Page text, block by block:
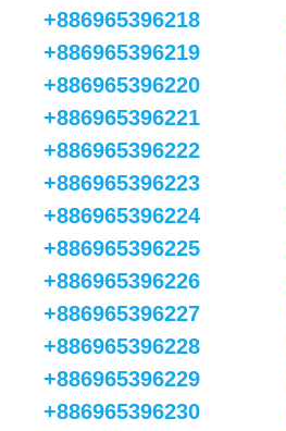
+886965396218
+886965396219
+886965396220
+886965396221
+886965396222
+886965396223
+886965396224
+886965396225
+886965396226
+886965396227
+886965396228
+886965396229
+886965396230